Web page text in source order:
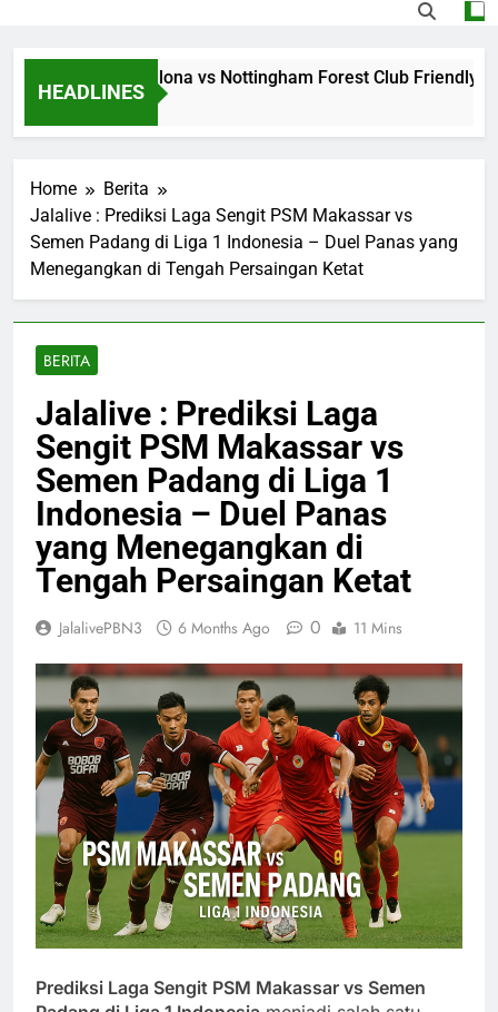
HEADLINES
Jalalive Barcelona vs Nottingham Forest Club Friendly Dini
Home
Berita
Jalalive : Prediksi Laga Sengit PSM Makassar vs
Semen Padang di Liga 1 Indonesia – Duel Panas yang
Menegangkan di Tengah Persaingan Ketat
BERITA
Jalalive : Prediksi Laga
Sengit PSM Makassar vs
Semen Padang di Liga 1
Indonesia – Duel Panas
yang Menegangkan di
Tengah Persaingan Ketat
JalalivePBN3 6 Months Ago 0 11 Mins
Prediksi Laga Sengit PSM Makassar vs Semen